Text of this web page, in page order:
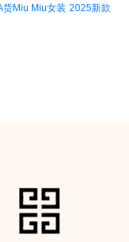
货Miu Miu女装 2025新款